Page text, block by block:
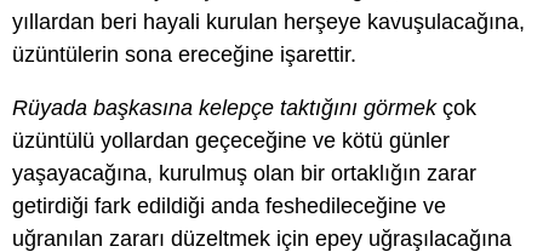
yıllardan beri hayali kurulan herşeye kavuşulacağına,
üzüntülerin sona ereceğine işarettir.
Rüyada başkasına kelepçe taktığını görmekçok
üzüntülü yollardan geçeceğine ve kötü günler
yaşayacağına, kurulmuş olan bir ortaklığın zarar
getirdiği fark edildiği anda feshedileceğine ve
uğranılan zararı düzeltmek için epey uğraşılacağına